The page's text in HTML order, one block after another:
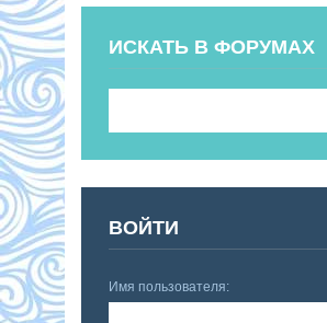
ИСКАТЬ В ФОРУМАХ
ВОЙТИ
Имя пользователя: